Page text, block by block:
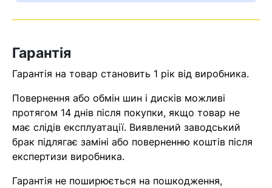
знайдена.
Гарантія
Гарантія на товар становить 1 рік від виробника.
Повернення або обмін шин і дисків можливі
протягом 14 днів після покупки, якщо товар не
має слідів експлуатації. Виявлений заводський
брак підлягає заміні або поверненню коштів після
експертизи виробника.
Гарантія не поширюється на пошкодження,